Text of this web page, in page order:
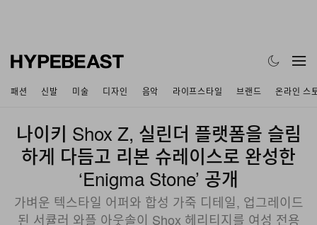
패션 신발 미술 디자인 음악 라이프스타일 브랜드 온라인 스
나이키 Shox Z, 실린더 플랫폼을 슬림
하게 다듬고 리본 슈레이스로 완성한
‘Enigma Stone’ 공개
가벼운 텍스타일 어퍼와 합성 가죽 디테일, 업그레이드
된 서큘러 와플 아웃솔이 Shox 헤리티지를 여성 전용